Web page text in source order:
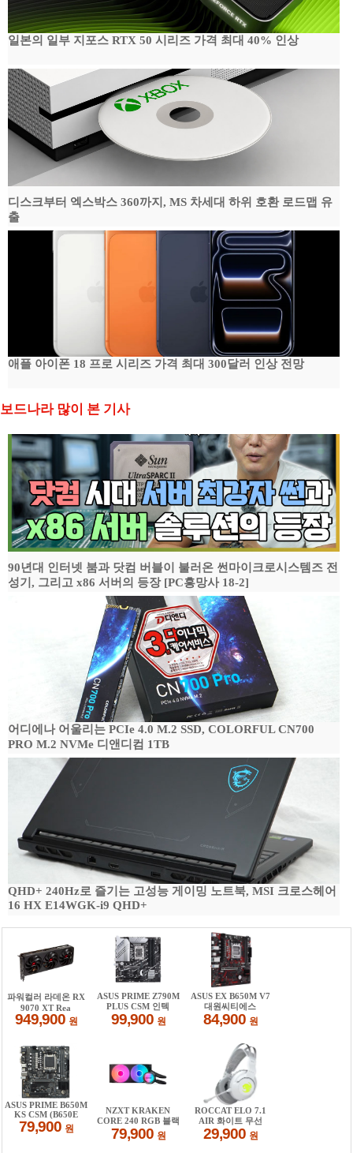
일본의 일부 지포스 RTX 50 시리즈 가격 최대 40% 인상
디스크부터 엑스박스 360까지, MS 차세대 하위 호환 로드맵 유
출
애플 아이폰 18 프로 시리즈 가격 최대 300달러 인상 전망
보드나라 많이 본 기사
90년대 인터넷 붐과 닷컴 버블이 불러온 썬마이크로시스템즈 전
성기, 그리고 x86 서버의 등장 [PC흥망사 18-2]
어디에나 어울리는 PCIe 4.0 M.2 SSD, COLORFUL CN700
PRO M.2 NVMe 디앤디컴 1TB
QHD+ 240Hz로 즐기는 고성능 게이밍 노트북, MSI 크로스헤어
16 HX E14WGK-i9 QHD+